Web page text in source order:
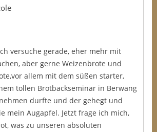
versuche gerade, eher mehr mit
aber gerne Weizenbrote und
allem mit dem süßen starter,
tollen Brotbackseminar in Berwang
durfte und der gehegt und
mein Augapfel. Jetzt frage ich mich,
was zu unseren absoluten